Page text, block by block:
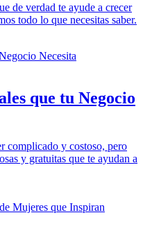
de verdad te ayude a crecer
todo lo que necesitas saber.
que tu Negocio
complicado y costoso, pero
y gratuitas que te ayudan a